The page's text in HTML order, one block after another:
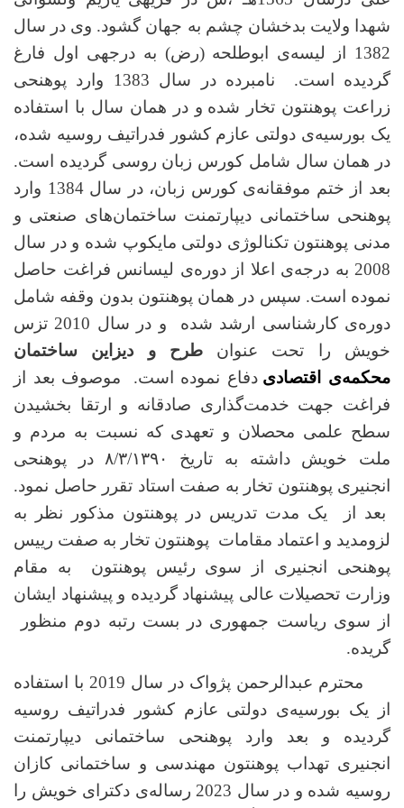
شهدا ولایت بدخشان چشم به جهان گشود. وی در سال
1382 از لیسه‌ی ابوطلحه (رض) به درجه
‎ی
اول فارغ
گردیده است. نامبرده
در سال 1383 وارد پوهنحی
زراعت پوهنتون تخار شده و در همان سال با استفاده
یک بورسیه‌ی دولتی عازم کشور فدراتیف روسیه شده،
در همان سال شامل کورس زبان روسی گردیده است.
بعد از ختم موفقانه
کورس زبان، در سال 1384 وارد
پوهنحی ساختمانی دیپارتمنت ساختمان‌های صنعتی و
مدنی پوهنتون تکنالوژی دولتی مایکوپ شده و در سال
2008 به درجه
ی اعلا از دورهی لیسانس فراغت حاصل
نموده است. سپس در همان پوهنتون بدون وقفه شامل
دوره
ی کارشناسی ارشد شده‌ و در سال 2010 تزس
خویش را تحت عنوانطرح و دیزاین ساختمان
محکمهی اقتصادی دفاع نموده است.
موصوف بعد از
فراغت جهت خدمت‌گذاری صادقانه و ارتقا بخشیدن
سطح علمی محصلان و تعهدی که نسبت به مردم و
ملت خویش داشته به تاریخ ۸/۳/۱۳۹۰ در پوهنحی
انجنیری پوهنتون تخار به صفت استاد تقرر حاصل نمود.
بعد از یک مدت تدریس در پوهنتون مذکور نظر به
لزومدید و اعتماد مقامات پوهنتون تخار به صفت رییس
پوهنحی انجنیری از سوی رئیس پوهنتون به مقام
وزارت تحصیلات عالی پیشنهاد گردیده و پیشنهاد ایشان
از سوی ریاست جمهوری در بست رتبه دوم منظور
گریده.
محترم عبدالرحمن پژواک در سال 2019 با استفاده
از یک بورسیه‌ی دولتی عازم کشور فدراتیف روسیه
گردیده و بعد وارد پوهنحی ساختمانی دیپارتمنت
انجنیری تهداب پوهنتون مهندسی و ساختمانی کازان
روسیه شده و در سال 2023 رساله
ی دکترای خویش را